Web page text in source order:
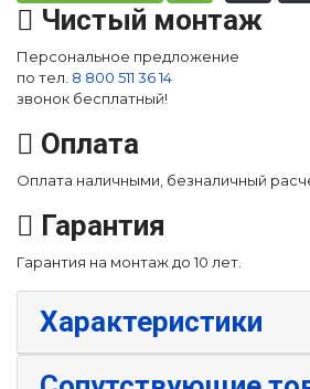
Чистый монтаж
Персональное предложение
по тел. 8 800 511 36 14
звонок бесплатный!
Оплата
Оплата наличными, безналичный
Гарантия
Гарантия на монтаж до 10 лет.
Характеристики